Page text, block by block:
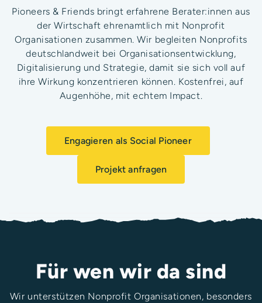
Pioneers & Friends bringt erfahrene Berater:innen aus
der Wirtschaft ehrenamtlich mit Nonprofit
Organisationen zusammen. Wir begleiten Nonprofits
deutschlandweit bei Organisationsentwicklung,
Digitalisierung und Strategie, damit sie sich voll auf
ihre Wirkung konzentrieren können. Kostenfrei, auf
Augenhöhe, mit echtem Impact.
Engagieren als Social Pioneer
Projekt anfragen
Für wen wir da sind
Wir unterstützen Nonprofit Organisationen, besonders